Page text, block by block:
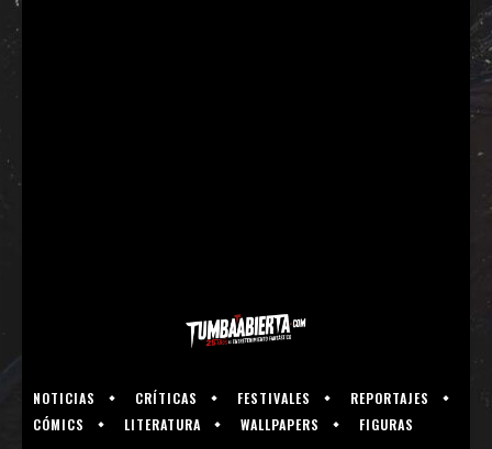
NOTICIAS CRÍTICAS FESTIVALES
REPORTAJES
CÓMICS
LITERATURA WALLPAPERS FIGURAS